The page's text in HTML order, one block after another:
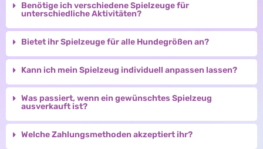
Benötige ich verschiedene Spielzeuge für
unterschiedliche Aktivitäten?
Bietet ihr Spielzeuge für alle Hundegrößen an?
Kann ich mein Spielzeug individuell anpassen lassen?
Was passiert, wenn ein gewünschtes Spielzeug
ausverkauft ist?
Welche Zahlungsmethoden akzeptiert ihr?